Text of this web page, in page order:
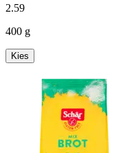
2.59
400 g
Kies